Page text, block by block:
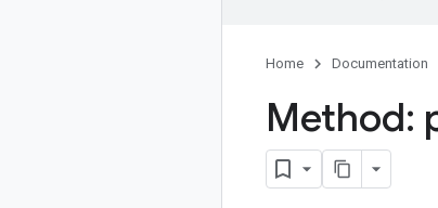
Home Documentation
Method: